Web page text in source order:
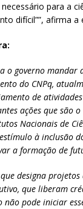
para a
difícil””, afirma a
o governo mandar
do CNPq,
de
ações que são
Nacionais de
à inclusão
a formação de
designa
que liberam
não pode iniciar